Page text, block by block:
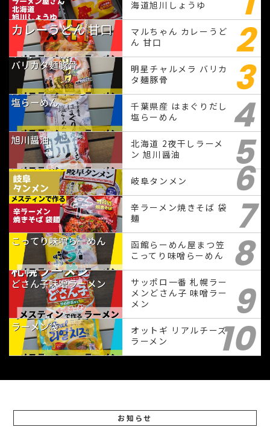
海道旭川しょうゆ
2
マルちゃん カレーうど
ん 甘口
3
明星チャルメラ バリカ
タ麺豚骨
4
千葉県産 はまぐりだし
塩らーめん
5
北海道 2夜干しラーメ
ン 旭川醤油
6
岐阜タンメン
7
辛ラーメン焼きそば 袋
麺
8
函館らーめん屋まつ笠
こってり味噌らーめん
9
サッポロ一番 札幌ラー
メンどさん子 味噌ラー
メン
10
オットギ リアルチーズ
ラーメン
お知らせ